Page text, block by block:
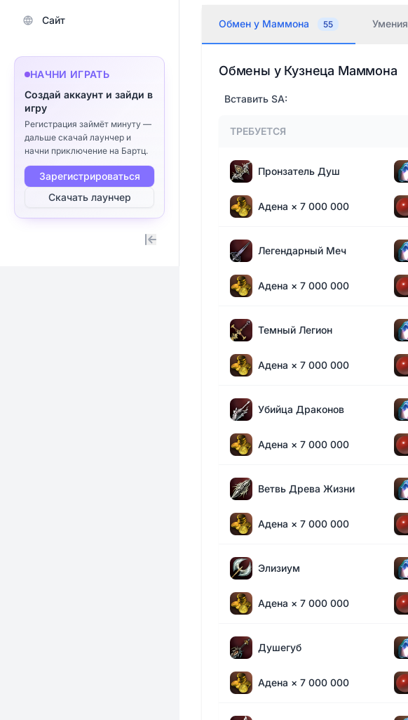
Сайт
НАЧНИ ИГРАТЬ
Создай аккаунт и зайди в
игру
Регистрация займёт минуту —
дальше скачай лаунчер и
начни приключение на Бартц.
Зарегистрироваться
Скачать лаунчер
Expand / collapse sidebar
Обмен у Маммона 55 Умения
Обмены у Кузнеца Маммона
Вставить SA:
ТРЕБУЕТСЯ
Пронзатель Душ
Адена × 7 000 000
Легендарный Меч
Адена × 7 000 000
Темный Легион
Адена × 7 000 000
Убийца Драконов
Адена × 7 000 000
Ветвь Древа Жизни
Адена × 7 000 000
Элизиум
Адена × 7 000 000
Душегуб
Адена × 7 000 000